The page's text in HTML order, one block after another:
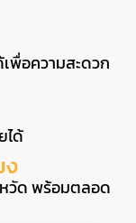
พื่อความสะดวก
ได้
ง
วัด พร้อมตลอด